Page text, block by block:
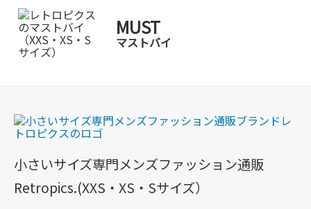
MUST
マストバイ
小さいサイズ専門メンズファッション通販
Retropics.(XXS・XS・Sサイズ）